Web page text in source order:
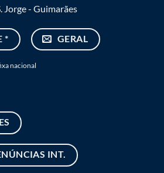
Jorge - Guimarães
* GERAL
nacional
INT.